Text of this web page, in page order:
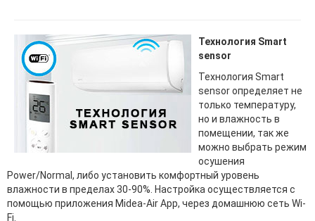
Технология Smart
sensor
Технология Smart
sensor определяет не
только температуру,
но и влажность в
помещении, так же
можно выбрать режим
осушения
Power/Normal, либо установить комфортный уровень
влажности в пределах 30-90%. Настройка осуществляется с
помощью приложения Midea-Air App, через домашнюю сеть Wi-
Fi.